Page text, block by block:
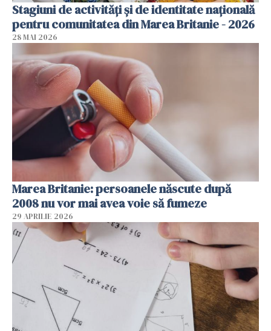
Stagiuni de activități și de identitate națională
pentru comunitatea din Marea Britanie - 2026
28 MAI 2026
Marea Britanie: persoanele născute după
2008 nu vor mai avea voie să fumeze
29 APRILIE 2026